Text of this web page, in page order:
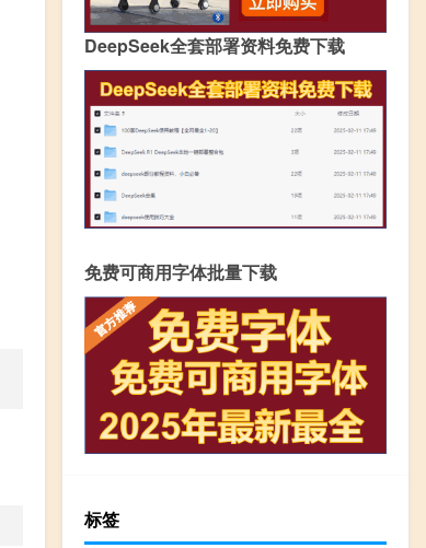
DeepSeek全套部署资料免费下载
免费可商用字体批量下载
标签